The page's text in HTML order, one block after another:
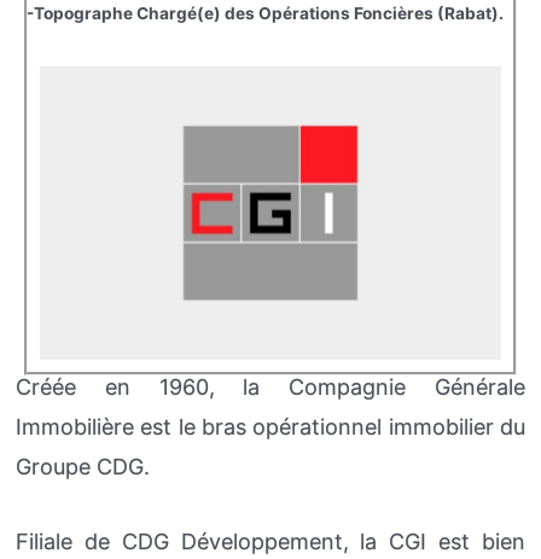
-Topographe Chargé(e) des Opérations Foncières (Rabat).
Créée en 1960, la Compagnie Générale
Immobilière est le bras opérationnel immobilier du
Groupe CDG.
Filiale de CDG Développement, la CGI est bien